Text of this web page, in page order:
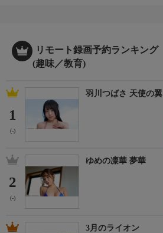
リモート録画予約ランキング
(趣味／教育)
1
(-)
羽川つばさ 天使の翼
2
(-)
ゆめの凛華 夢華
3月のライオン